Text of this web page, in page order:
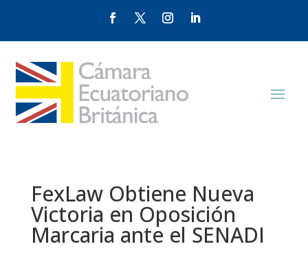
FexLaw Obtiene Nueva
Victoria en Oposición
Marcaria ante el SENADI